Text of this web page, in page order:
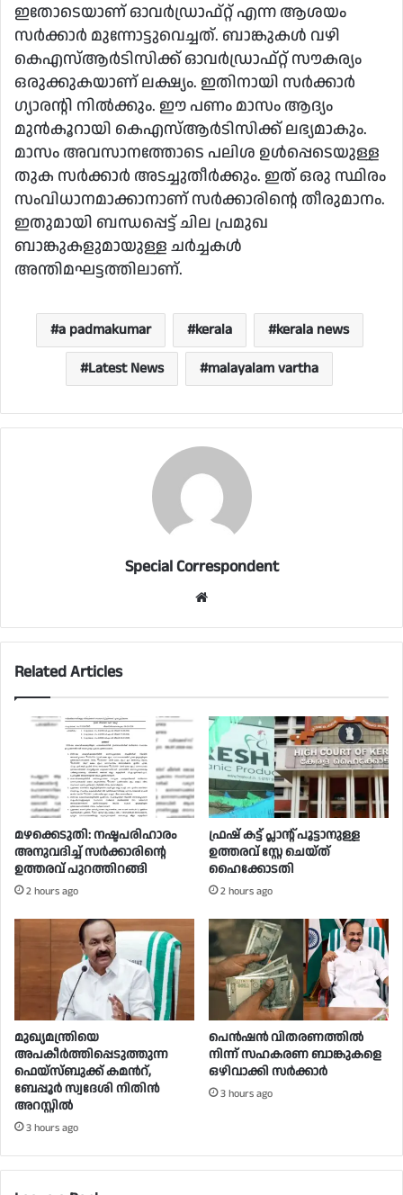
ഇതോടെയാണ് ഓവർഡ്രാഫ്റ്റ് എന്ന ആശയം
സർക്കാർ മുന്നോട്ടുവെച്ചത്. ബാങ്കുകൾ വഴി
കെഎസ്ആർടിസിക്ക് ഓവർഡ്രാഫ്റ്റ് സൗകര്യം
ഒരുക്കുകയാണ് ലക്ഷ്യം. ഇതിനായി സർക്കാർ
ഗ്യാരന്റി നിൽക്കും. ഈ പണം മാസം ആദ്യം
മുൻകൂറായി കെഎസ്ആർടിസിക്ക് ലഭ്യമാകും.
മാസം അവസാനത്തോടെ പലിശ ഉൾപ്പെടെയുള്ള
തുക സർക്കാർ അടച്ചുതീർക്കും. ഇത് ഒരു സ്ഥിരം
സംവിധാനമാക്കാനാണ് സർക്കാരിന്റെ തീരുമാനം.
ഇതുമായി ബന്ധപ്പെട്ട് ചില പ്രമുഖ
ബാങ്കുകളുമായുള്ള ചർച്ചകൾ
അന്തിമഘട്ടത്തിലാണ്.
a padmakumar kerala
kerala news
Latest News
malayalam vartha
Special Correspondent
Related Articles
മഴക്കെടുതി: നഷ്ടപരിഹാരം
അനുവദിച്ച് സർക്കാരിന്റെ
ഉത്തരവ് പുറത്തിറങ്ങി
2 hours ago
ഫ്രഷ് കട്ട് പ്ലാന്റ് പൂട്ടാനുള്ള
ഉത്തരവ് സ്റ്റേ ചെയ്ത്
ഹൈക്കോടതി
2 hours ago
മുഖ്യമന്ത്രിയെ
അപകീർത്തിപ്പെടുത്തുന്ന
ഫെയ്സ്ബുക്ക് കമന്‍റ്,
ബേപ്പൂർ സ്വദേശി നിതിൻ
അറസ്റ്റിൽ
3 hours ago
പെൻഷൻ വിതരണത്തിൽ
നിന്ന് സഹകരണ ബാങ്കുകളെ
ഒഴിവാക്കി സർക്കാർ
3 hours ago